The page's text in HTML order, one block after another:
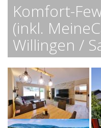
Komfort-
(inkl.
Willingen /